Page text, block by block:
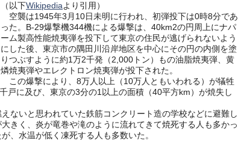
（以下Wikipediaより引用）
空襲は1945年3月10日未明に行われ、初弾投下は0時8分であ
った。B-29爆撃機344機による爆撃は、40km2の円周上にナパ
ーム製高性能焼夷弾を投下して東京の住民が逃げられないよう
にした後、東京市の隅田川沿岸地区を中心にその円の内側を塗
りつぶすように約1万2千発（2,000トン）もの油脂焼夷弾、黄
燐焼夷弾やエレクトロン焼夷弾が投下された。
この爆撃により、8万人以上（10万人ともいわれる）が犠牲
戸に及び、東京の3分の1以上の面積（40平方km）が焼失し
ないと思われていた鉄筋コンクリート造の学校などに避難し
きく、炎が竜巻や滝のように流れてきて焼死する人も多かっ
、水温が低く凍死する人も多数いた。